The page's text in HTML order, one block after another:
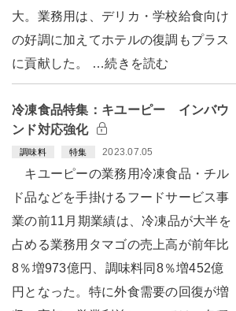
大。業務用は、デリカ・学校給食向け
の好調に加えてホテルの復調もプラス
に貢献した。 …続きを読む
冷凍食品特集：キユーピー インバウ
ンド対応強化
調味料 特集 2023.07.05
キユーピーの業務用冷凍食品・チル
ド品などを手掛けるフードサービス事
業の前11月期業績は、冷凍品が大半を
占める業務用タマゴの売上高が前年比
8％増973億円、調味料同8％増452億
円となった。特に外食需要の回復が増